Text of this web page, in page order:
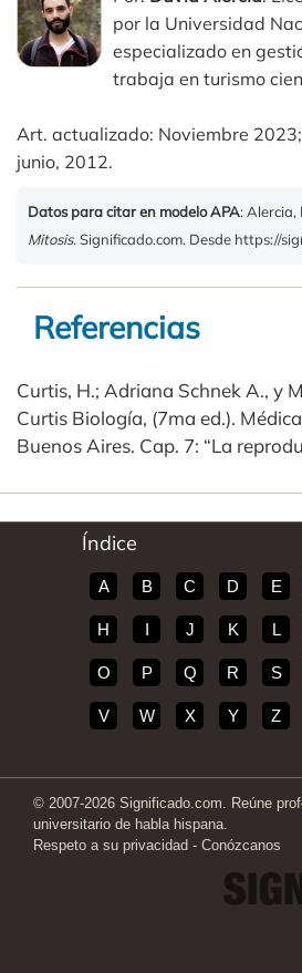
por la Universidad
especializado en
trabaja en turismo
Art. actualizado: Noviembre
junio, 2012.
Datos para citar en modelo APA: Alercia,
Mitosis. Significado.com. Desde https://
Referencias
Curtis, H.; Adriana Schnek A., y
Curtis Biología, (7ma ed.).
Buenos Aires. Cap. 7: “La
Índice
A B C D E
H I J K L
O P Q R S
V W X Y Z
© 2007-2026 Significado.com. Reúne
universitario de habla hispana.
Respeto a su privacidad - Conózcanos